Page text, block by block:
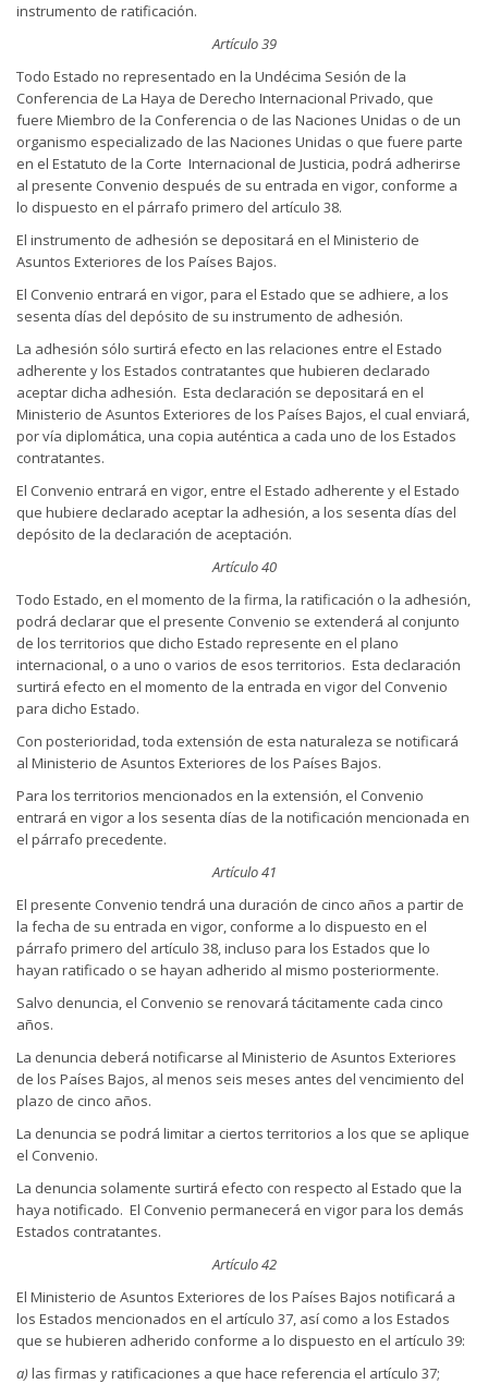
instrumento de ratificación.
Artículo 39
Todo Estado no representado en la Undécima Sesión de la
Conferencia de La Haya de Derecho Internacional Privado, que
fuere Miembro de la Conferencia o de las Naciones Unidas o de un
organismo especializado de las Naciones Unidas o que fuere parte
en el Estatuto de la Corte Internacional de Justicia, podrá adherirse
al presente Convenio después de su entrada en vigor, conforme a
lo dispuesto en el párrafo primero del artículo 38.
El instrumento de adhesión se depositará en el Ministerio de
Asuntos Exteriores de los Países Bajos.
El Convenio entrará en vigor, para el Estado que se adhiere, a los
sesenta días del depósito de su instrumento de adhesión.
La adhesión sólo surtirá efecto en las relaciones entre el Estado
adherente y los Estados contratantes que hubieren declarado
aceptar dicha adhesión. Esta declaración se depositará en el
Ministerio de Asuntos Exteriores de los Países Bajos, el cual enviará,
por vía diplomática, una copia auténtica a cada uno de los Estados
contratantes.
El Convenio entrará en vigor, entre el Estado adherente y el Estado
que hubiere declarado aceptar la adhesión, a los sesenta días del
depósito de la declaración de aceptación.
Artículo 40
Todo Estado, en el momento de la firma, la ratificación o la adhesión,
podrá declarar que el presente Convenio se extenderá al conjunto
de los territorios que dicho Estado represente en el plano
internacional, o a uno o varios de esos territorios. Esta declaración
surtirá efecto en el momento de la entrada en vigor del Convenio
para dicho Estado.
Con posterioridad, toda extensión de esta naturaleza se notificará
al Ministerio de Asuntos Exteriores de los Países Bajos.
Para los territorios mencionados en la extensión, el Convenio
entrará en vigor a los sesenta días de la notificación mencionada en
el párrafo precedente.
Artículo 41
El presente Convenio tendrá una duración de cinco años a partir de
la fecha de su entrada en vigor, conforme a lo dispuesto en el
párrafo primero del artículo 38, incluso para los Estados que lo
hayan ratificado o se hayan adherido al mismo posteriormente.
Salvo denuncia, el Convenio se renovará tácitamente cada cinco
años.
La denuncia deberá notificarse al Ministerio de Asuntos Exteriores
de los Países Bajos, al menos seis meses antes del vencimiento del
plazo de cinco años.
La denuncia se podrá limitar a ciertos territorios a los que se aplique
el Convenio.
La denuncia solamente surtirá efecto con respecto al Estado que la
haya notificado. El Convenio permanecerá en vigor para los demás
Estados contratantes.
Artículo 42
El Ministerio de Asuntos Exteriores de los Países Bajos notificará a
los Estados mencionados en el artículo 37, así como a los Estados
que se hubieren adherido conforme a lo dispuesto en el artículo 39:
a)las firmas y ratificaciones a que hace referencia el artículo 37;